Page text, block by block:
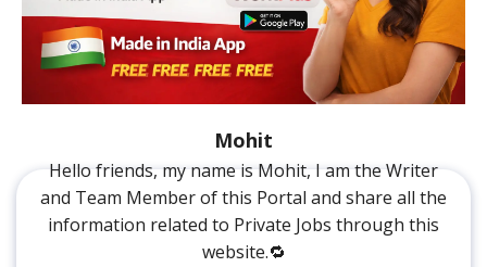
Mohit
Hello friends, my name is Mohit, I am the Writer
and Team Member of this Portal and share all the
information related to Private Jobs through this
website.🔁